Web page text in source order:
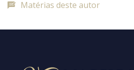
Matérias deste autor